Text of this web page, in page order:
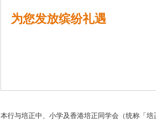
为您发放缤纷礼遇
本行与培正中、小学及香港培正同学会（统称「